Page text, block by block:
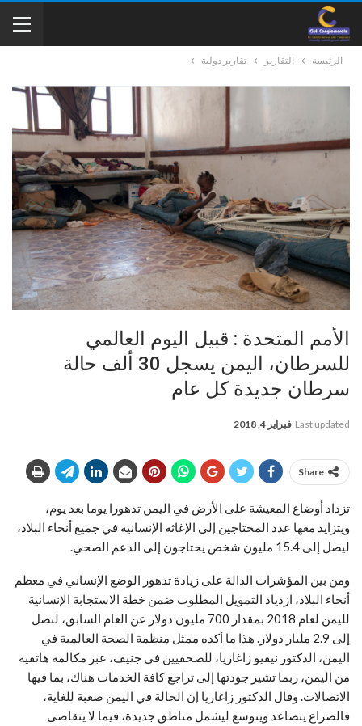
الرئيسة التقارير تقارير دولية
الأمم المتحدة : قبيل اليوم العالمي
للسرطان، اليمن يسجل 30 ألف حالة
سرطان جديدة كل عام
Last updated فبراير 4, 2018
Share
تزداد أوضاع المعيشة على الأرض في اليمن تدهورا يوما بعد يوم،
ويتزايد معها عدد المحتاجين إلى الإغاثة الإنسانية في جميع أنحاء البلاد،
ليصل إلى 15.4 مليون شخص يحتاجون إلى الدعم الصحي.
ومن بين المؤشرات الدالة على زيادة تدهور الوضع الإنساني في معظم
أنحاء البلاد، ازدياد التمويل المطلوب ضمن خطة الاستجابة الإنسانية
لليمن لعام 2018 بمقدار 700 مليون دولار عن العام السابق، لتصل
إلى 2.9 مليار دولار. هذا ما أكده ممثل منظمة الصحة العالمية في
اليمن، الدكتور نيفيو زاغاريا، للصحفيين في جنيف، عبر مكالمة هاتفية
من اليمن، ربما تشير جودتها إلى تراجع كافة الخدمات هناك، بما فيها
الاتصالات. وقال الدكتور زاغاريا إن الحالة في اليمن صعبة للغاية،
فالصراع يتصاعد ويتوسع ليشمل مناطق جديدة، فيما لا يتقاضى